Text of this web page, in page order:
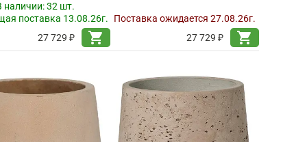
наличии:32 шт.
поставка 13.08.26г.
27 729 ₽
shopping_cart
Поставка ожидается 27.08.26г.
27 729 ₽
shopping_cart